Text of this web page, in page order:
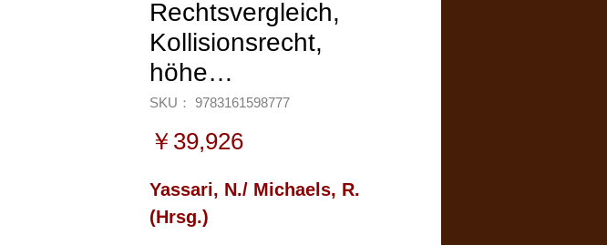
Rechtsvergleich,
Kollisionsrecht,
höhe…
SKU： 9783161598777
￥39,926価
Yassari, N./ Michaels, R.
(Hrsg.)